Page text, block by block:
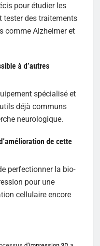
pour étudier les
tester des traitements
comme Alzheimer et
à d’autres
spécialisé et
déjà communs
neurologique.
de cette
perfectionner la bio-
pour une
cellulaire encore